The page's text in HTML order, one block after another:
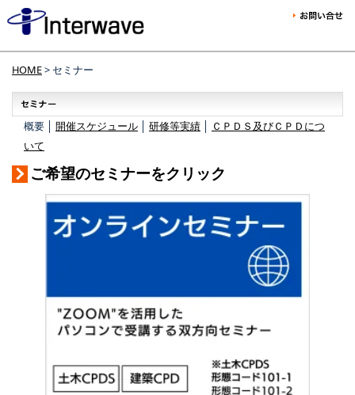
HOME> セミナー
概要 │ 開催スケジュール 研修等実績
ＣＰＤＳ及びＣＰＤにつ
いて
ご希望のセミナーをクリック